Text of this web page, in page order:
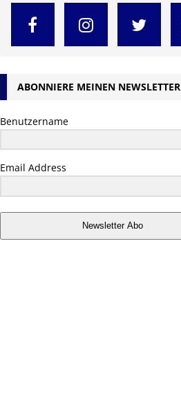
ABONNIERE MEINEN NEWSLETTER
Benutzername
Email Address
Newsletter Abo